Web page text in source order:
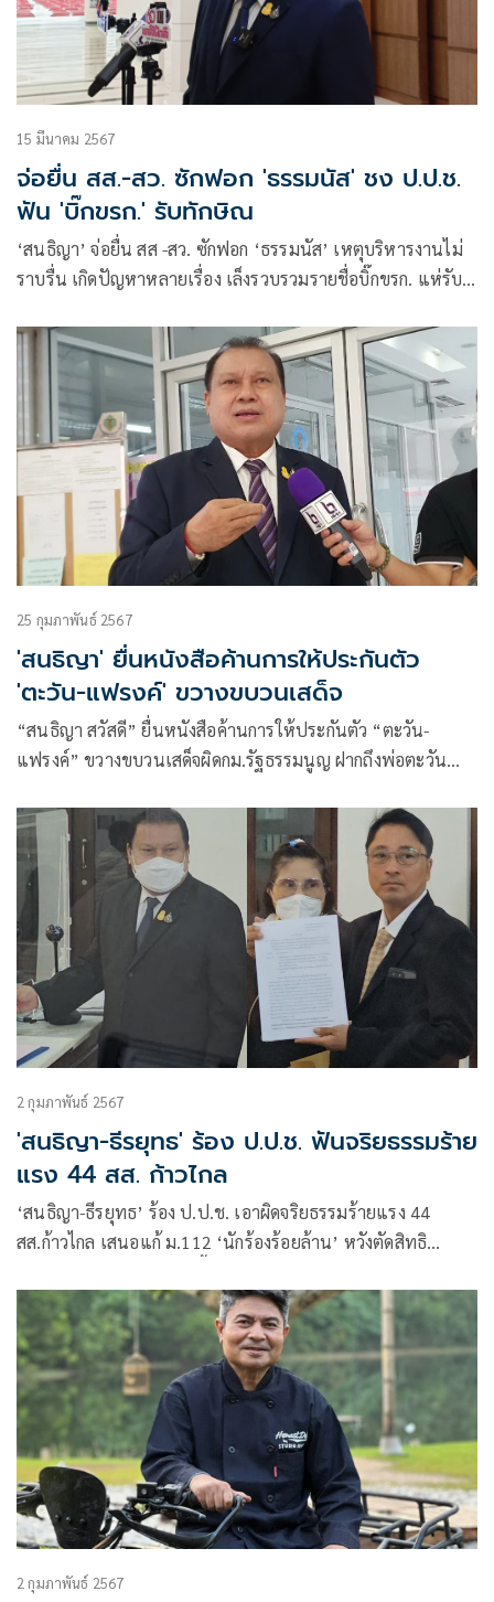
15 มีนาคม 2567
จ่อยื่น สส.-สว. ซักฟอก 'ธรรมนัส' ชง ป.ป.ช.
ฟัน 'บิ๊กขรก.' รับทักษิณ
‘สนธิญา’ จ่อยื่น สส -สว. ซักฟอก ‘ธรรมนัส’ เหตุบริหารงานไม่
ราบรื่น เกิดปัญหาหลายเรื่อง เล็งรวบรวมรายชื่อบิ๊กขรก. แห่รับ
25 กุมภาพันธ์ 2567
'สนธิญา' ยื่นหนังสือค้านการให้ประกันตัว
'ตะวัน-แฟรงค์' ขวางขบวนเสด็จ
“สนธิญา สวัสดี” ยื่นหนังสือค้านการให้ประกันตัว “ตะวัน-
แฟรงค์” ขวางขบวนเสด็จผิดกม.รัฐธรรมนูญ ฝากถึงพ่อตะวัน
เป็นหลัก
2 กุมภาพันธ์ 2567
'สนธิญา-ธีรยุทธ' ร้อง ป.ป.ช. ฟันจริยธรรมร้าย
แรง 44 สส. ก้าวไกล
‘สนธิญา-ธีรยุทธ’ ร้อง ป.ป.ช. เอาผิดจริยธรรมร้ายแรง 44
สส.ก้าวไกล เสนอแก้ ม.112 ‘นักร้องร้อยล้าน’ หวังตัดสิทธิ
ศาล รธน.
2 กุมภาพันธ์ 2567